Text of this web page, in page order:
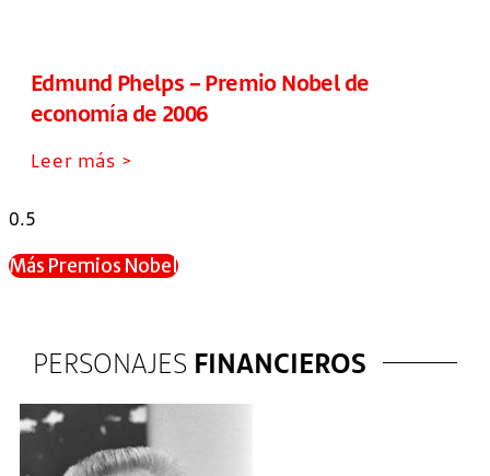
Edmund Phelps – Premio Nobel de
economía de 2006
Leer más >
Más Premios Nobel
PERSONAJES FINANCIEROS